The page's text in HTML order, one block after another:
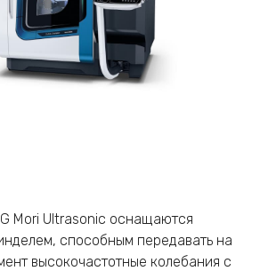
Mori Ultrasonic оснащаются
способным передавать на
высокочастотные колебания с